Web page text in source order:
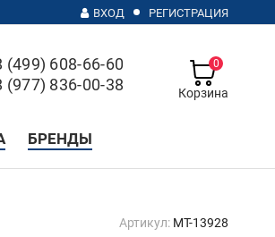
ВХОД РЕГИСТРАЦИЯ
(499) 608-66-60
(977) 836-00-38
Корзина
0
БРЕНДЫ
Артикул: MT-13928